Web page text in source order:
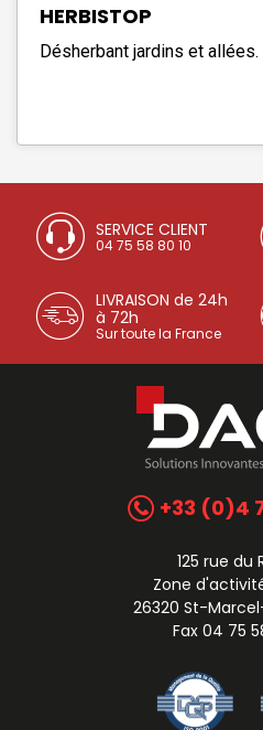
HERBISTOP
Désherbant jardins et
SERVICE CLIENT
04 75 58 80 10
LIVRAISON de 24h
à 72h
Sur toute la France
+33 (0)4
125 rue du
Zone
26320 St-
Fax 04 75